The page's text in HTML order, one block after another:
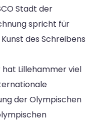
Stadt der
spricht für
des Schreibens
Lillehammer viel
der Olympischen